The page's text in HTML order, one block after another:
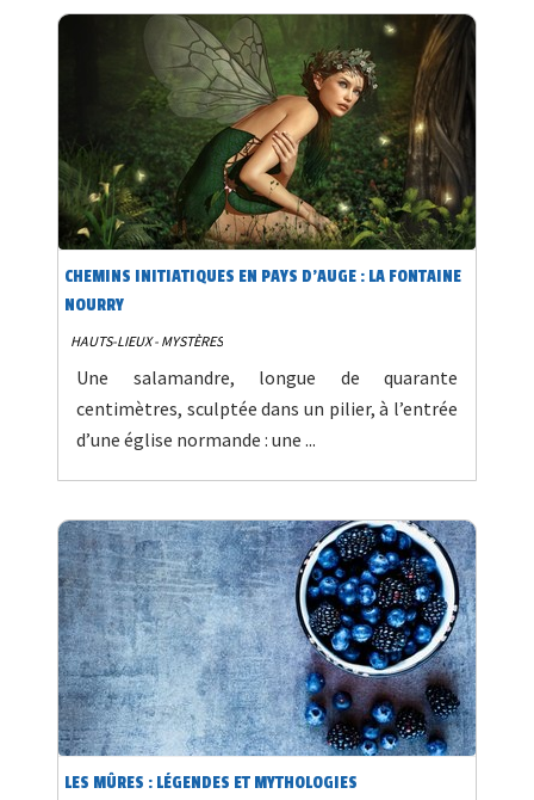
CHEMINS INITIATIQUES EN PAYS D'AUGE : LA FONTAINE
NOURRY
HAUTS-LIEUX - MYSTÈRES
Une salamandre, longue de quarante
centimètres, sculptée dans un pilier, à l’entrée
d’une église normande : une ...
LES MÛRES : LÉGENDES ET MYTHOLOGIES